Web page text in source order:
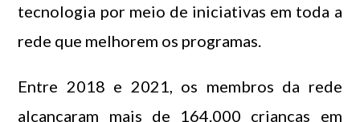
tecnologia por meio de iniciativas em toda a
rede que melhorem os programas.
Entre 2018 e 2021, os membros da rede
alcançaram mais de 164.000 crianças em